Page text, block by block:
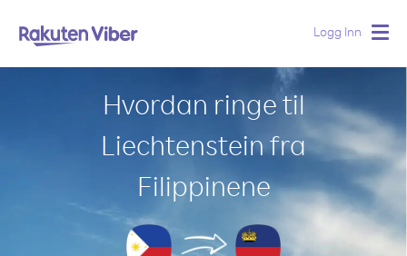
Logg Inn
Hvordan ringe til
Liechtenstein fra
Filippinene